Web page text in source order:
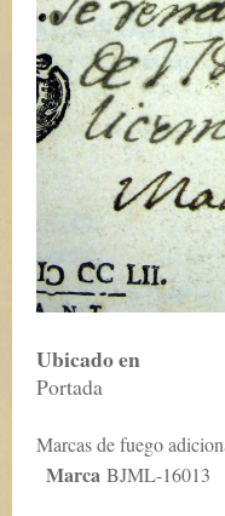
Ubicado en
Portada
Marcas de fuego
Marca BJML-16013